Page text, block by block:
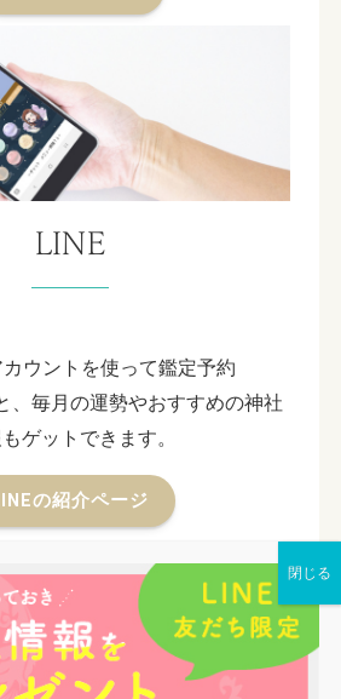
LINE
カウントを使って鑑定予約
、毎月の運勢やおすすめの神社
ゲットできます。
の紹介ページ